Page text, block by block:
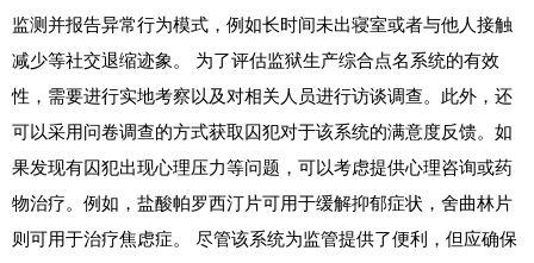
监测并报告异常行为模式，例如长时间未出寝室或者与他人接触
减少等社交退缩迹象。 为了评估监狱生产综合点名系统的有效
性，需要进行实地考察以及对相关人员进行访谈调查。此外，还
可以采用问卷调查的方式获取囚犯对于该系统的满意度反馈。如
果发现有囚犯出现心理压力等问题，可以考虑提供心理咨询或药
物治疗。例如，盐酸帕罗西汀片可用于缓解抑郁症状，舍曲林片
则可用于治疗焦虑症。 尽管该系统为监管提供了便利，但应确保